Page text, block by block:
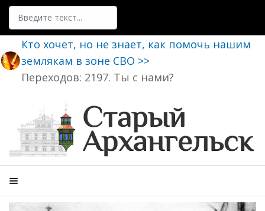
Поиск
Кто хочет, но не знает, как помочь нашим
землякам в зоне СВО >>
Переходов: 2197. Ты с нами?